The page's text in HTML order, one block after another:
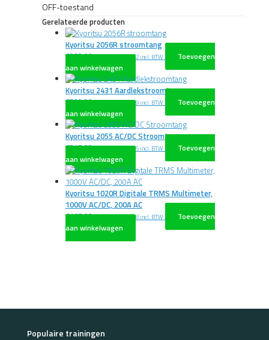
OFF-toestand
Gerelateerde producten
Kyoritsu 2056R stroomtang
€382,00 excl. BTW€462,22 incl. BTW
Toevoegen
aan winkelwagen
Kyoritsu 2431 Aardlekstroomtang
€529,00 excl. BTW€640,09 incl. BTW
Toevoegen
aan winkelwagen
Kyoritsu 2055 AC/DC Stroomtang
€245,00 excl. BTW€296,45 incl. BTW
Toevoegen
aan winkelwagen
Kyoritsu 1020R Digitale TRMS Multimeter,
1000V AC/DC, 200A AC
€168,00 excl. BTW€203,28 incl. BTW
Toevoegen
aan winkelwagen
Populaire trainingen